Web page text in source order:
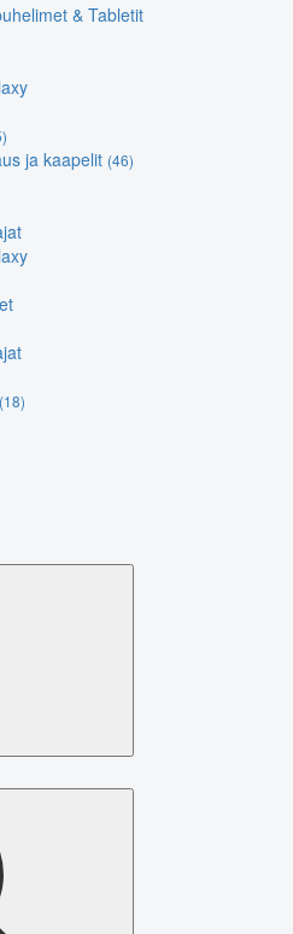
& Tabletit
ja kaapelit (46)
(18)